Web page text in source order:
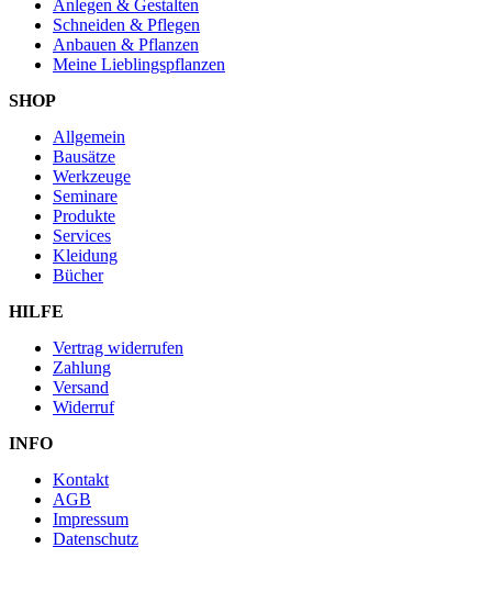
Anlegen & Gestalten
Schneiden & Pflegen
Anbauen & Pflanzen
Meine Lieblingspflanzen
SHOP
Allgemein
Bausätze
Werkzeuge
Seminare
Produkte
Services
Kleidung
Bücher
HILFE
Vertrag widerrufen
Zahlung
Versand
Widerruf
INFO
Kontakt
AGB
Impressum
Datenschutz